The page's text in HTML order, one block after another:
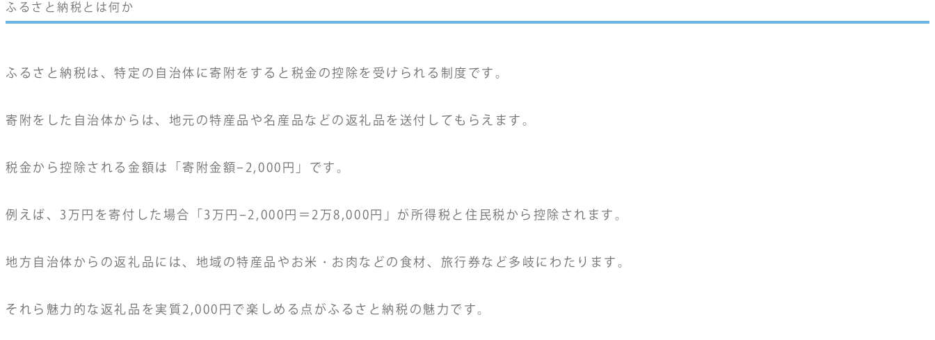
ふるさと納税とは何か
ふるさと納税は、特定の自治体に寄附をすると税金の控除を受けられる制度です。
寄附をした自治体からは、地元の特産品や名産品などの返礼品を送付してもらえます。
税金から控除される金額は「寄附金額−2,000円」です。
例えば、3万円を寄付した場合「3万円−2,000円＝2万8,000円」が所得税と住民税から控除されます。
地方自治体からの返礼品には、地域の特産品やお米・お肉などの食材、旅行券など多岐にわたります。
それら魅力的な返礼品を実質2,000円で楽しめる点がふるさと納税の魅力です。